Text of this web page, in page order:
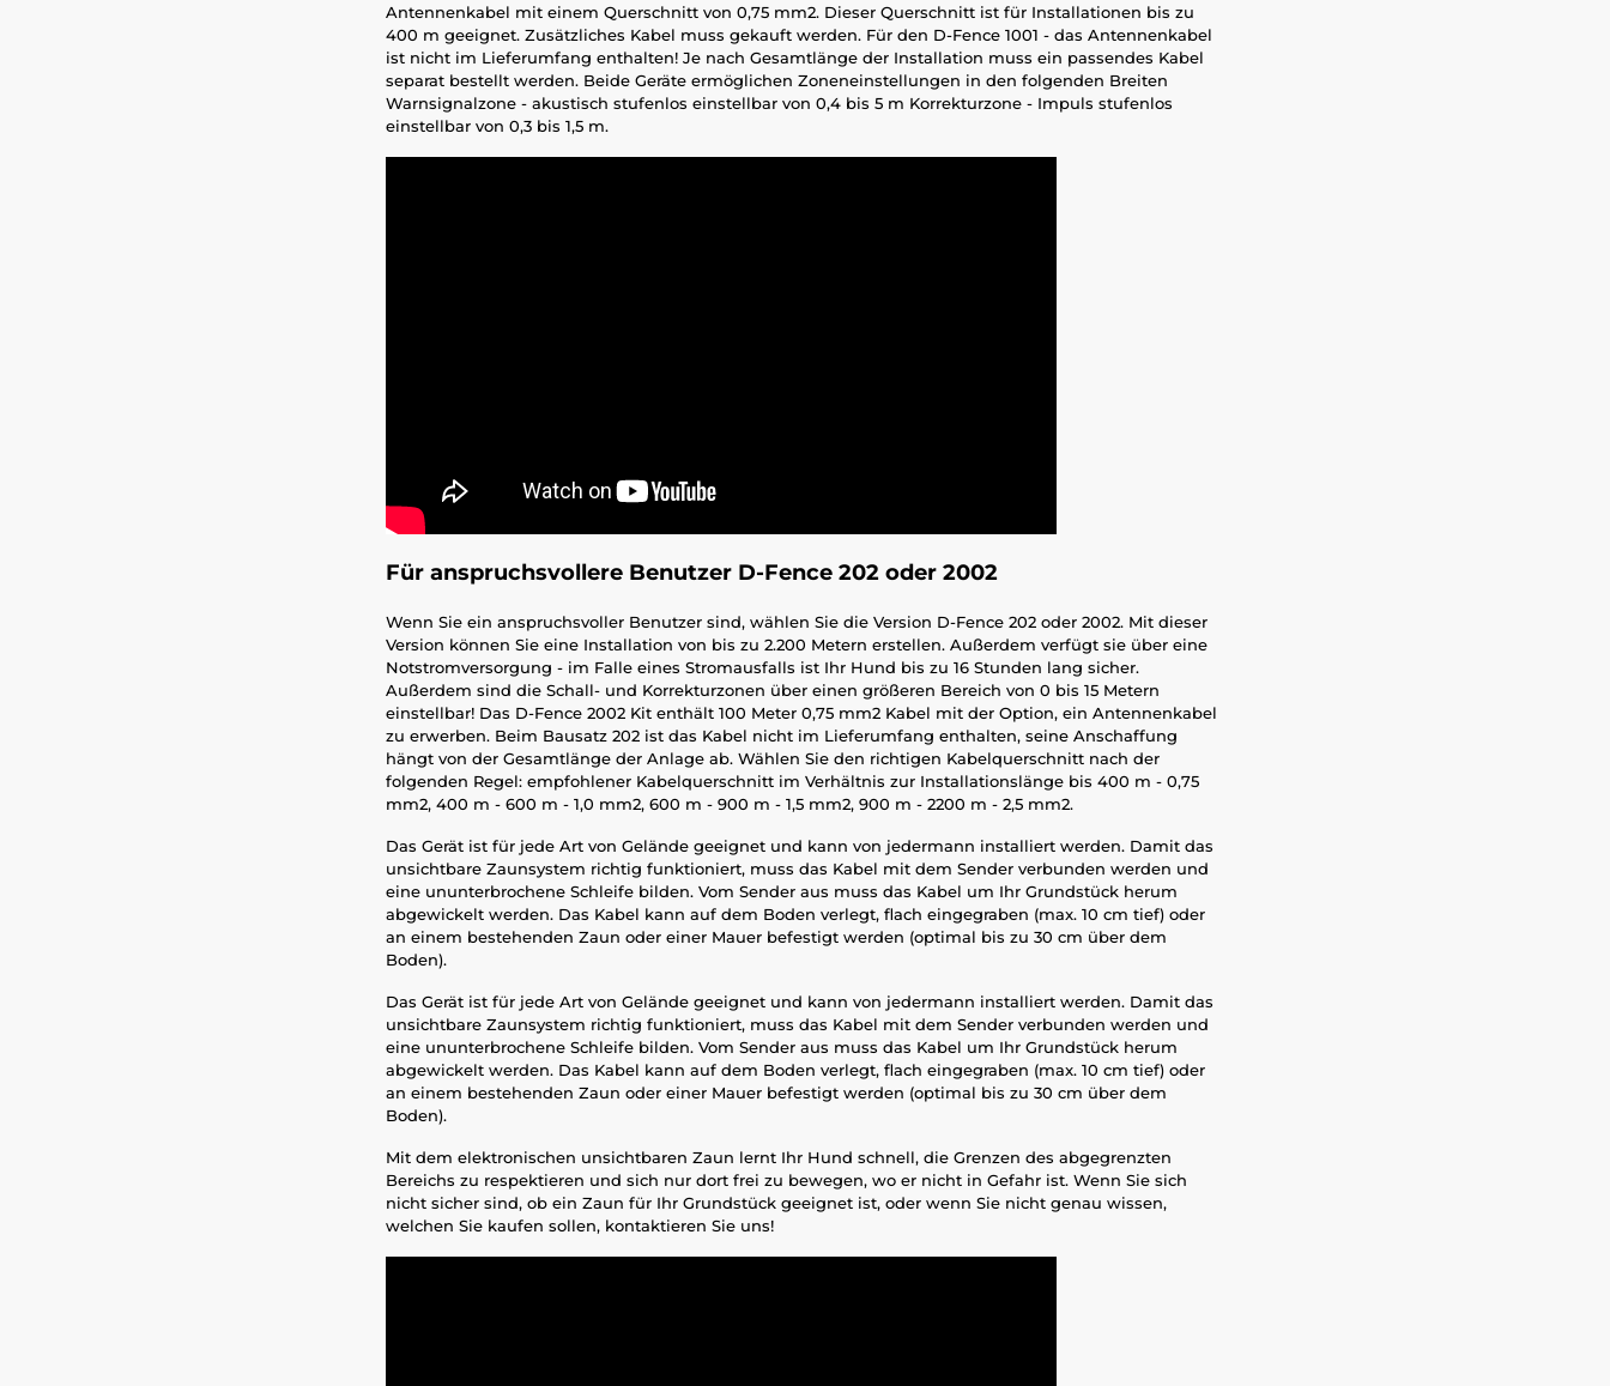
Antennenkabel mit einem Querschnitt von 0,75 mm2. Dieser Querschnitt ist für Installationen bis zu
400 m geeignet. Zusätzliches Kabel muss gekauft werden. Für den D-Fence 1001 - das Antennenkabel
ist nicht im Lieferumfang enthalten! Je nach Gesamtlänge der Installation muss ein passendes Kabel
separat bestellt werden. Beide Geräte ermöglichen Zoneneinstellungen in den folgenden Breiten
Warnsignalzone - akustisch stufenlos einstellbar von 0,4 bis 5 m Korrekturzone - Impuls stufenlos
einstellbar von 0,3 bis 1,5 m.
Für anspruchsvollere Benutzer D-Fence 202 oder 2002
Wenn Sie ein anspruchsvoller Benutzer sind, wählen Sie die Version D-Fence 202 oder 2002. Mit dieser
Version können Sie eine Installation von bis zu 2.200 Metern erstellen. Außerdem verfügt sie über eine
Notstromversorgung - im Falle eines Stromausfalls ist Ihr Hund bis zu 16 Stunden lang sicher.
Außerdem sind die Schall- und Korrekturzonen über einen größeren Bereich von 0 bis 15 Metern
einstellbar! Das D-Fence 2002 Kit enthält 100 Meter 0,75 mm2 Kabel mit der Option, ein Antennenkabel
zu erwerben. Beim Bausatz 202 ist das Kabel nicht im Lieferumfang enthalten, seine Anschaffung
hängt von der Gesamtlänge der Anlage ab. Wählen Sie den richtigen Kabelquerschnitt nach der
folgenden Regel: empfohlener Kabelquerschnitt im Verhältnis zur Installationslänge bis 400 m - 0,75
mm2, 400 m - 600 m - 1,0 mm2, 600 m - 900 m - 1,5 mm2, 900 m - 2200 m - 2,5 mm2.
Das Gerät ist für jede Art von Gelände geeignet und kann von jedermann installiert werden. Damit das
unsichtbare Zaunsystem richtig funktioniert, muss das Kabel mit dem Sender verbunden werden und
eine ununterbrochene Schleife bilden. Vom Sender aus muss das Kabel um Ihr Grundstück herum
abgewickelt werden. Das Kabel kann auf dem Boden verlegt, flach eingegraben (max. 10 cm tief) oder
an einem bestehenden Zaun oder einer Mauer befestigt werden (optimal bis zu 30 cm über dem
Boden).
Das Gerät ist für jede Art von Gelände geeignet und kann von jedermann installiert werden. Damit das
unsichtbare Zaunsystem richtig funktioniert, muss das Kabel mit dem Sender verbunden werden und
eine ununterbrochene Schleife bilden. Vom Sender aus muss das Kabel um Ihr Grundstück herum
abgewickelt werden. Das Kabel kann auf dem Boden verlegt, flach eingegraben (max. 10 cm tief) oder
an einem bestehenden Zaun oder einer Mauer befestigt werden (optimal bis zu 30 cm über dem
Boden).
Mit dem elektronischen unsichtbaren Zaun lernt Ihr Hund schnell, die Grenzen des abgegrenzten
Bereichs zu respektieren und sich nur dort frei zu bewegen, wo er nicht in Gefahr ist. Wenn Sie sich
nicht sicher sind, ob ein Zaun für Ihr Grundstück geeignet ist, oder wenn Sie nicht genau wissen,
welchen Sie kaufen sollen, kontaktieren Sie uns!